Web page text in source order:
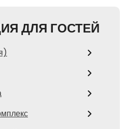
ДЛЯ ГОСТЕЙ